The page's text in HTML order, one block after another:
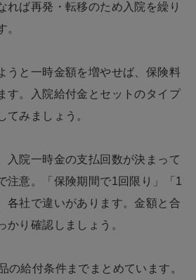
れば再発・転移のため入院を繰り
。
うと一時金額を増やせば、保険料
す。入院給付金とセットのタイプ
てみましょう。
入院一時金の支払回数が決まって
注意。「保険期間で1回限り」「1
各社で違いがあります。金額と合
かり確認しましょう。
の給付条件までまとめています。